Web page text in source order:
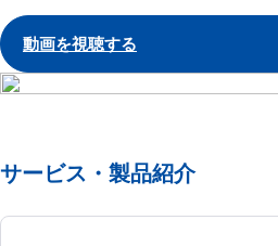
動画を視聴する
サービス・製品紹介